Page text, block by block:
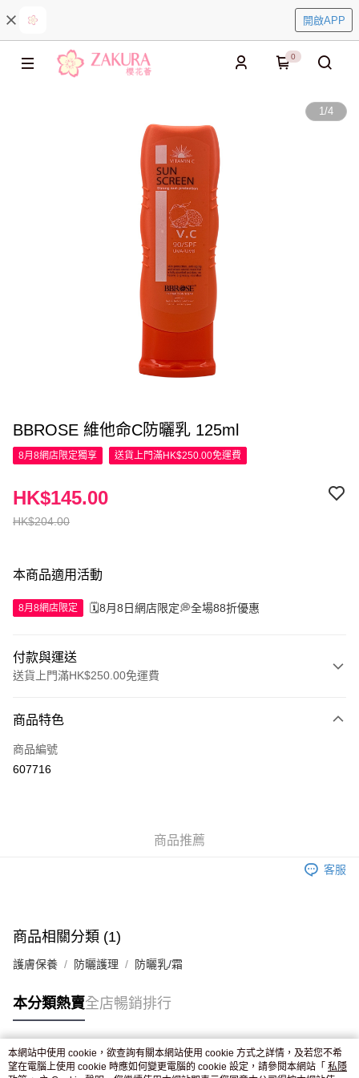
開啟APP
0
1/4
BBROSE 維他命C防曬乳 125ml
8月8網店限定獨享 送貨上門滿HK$250.00免運費
HK$204.00
HK$145.00
本商品適用活動
8月8網店限定 🗓️8月8日網店限定💭全場88折優惠
付款與運送
送貨上門滿HK$250.00免運費
信用卡
Apple Pay
付款後門市自取，訂單確認後2-4個工作天到店，7天內取。逾期後
商品特色
商品編號
607716
商品推薦
客服
商品相關分類 (1)
護膚保養 防曬護理 防曬乳/霜
本分類熱賣全店暢銷排行
熱門標籤
本網站中使用 cookie，欲查詢有關本網站使用 cookie 方式之詳情，及若您不希
望在電腦上使用 cookie 時應如何變更電腦的 cookie 設定，請參閱本網站「 私隱